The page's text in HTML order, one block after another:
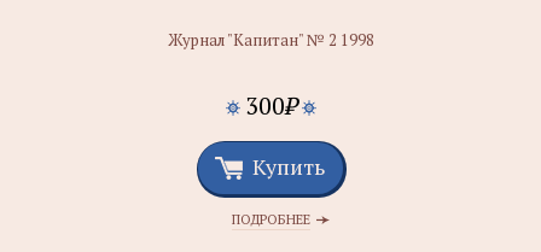
Журнал "Капитан" № 2 1998
300₽
Купить
ПОДРОБНЕЕ